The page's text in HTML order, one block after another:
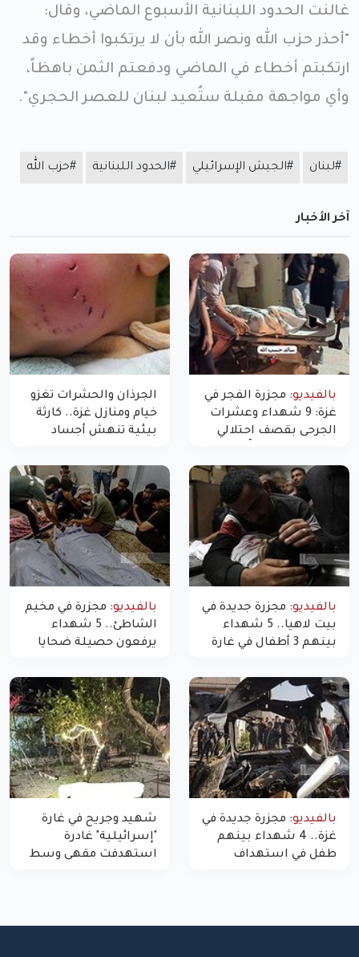
غالنت الحدود اللبنانية الأسبوع الماضي، وقال:
"أحذر حزب الله ونصر الله بأن لا يرتكبوا أخطاء وقد
ارتكبتم أخطاء في الماضي ودفعتم الثمن باهظاً،
وأي مواجهة مقبلة ستُعيد لبنان للعصر الحجري".
#لبنان #الجيش الإسرائيلي #الحدود اللبنانية #حزب الله
آخر الأخبار
بالفيديو: مجزرة الفجر في
غزة: 9 شهداء وعشرات
الجرحى بقصف احتلالي
الجرذان والحشرات تغزو
خيام ومنازل غزة.. كارثة
بيئية تنهش أجساد
بالفيديو: مجزرة جديدة في
بيت لاهيا.. 5 شهداء
بينهم 3 أطفال في غارة
غزة
بالفيديو: مجزرة في مخيم
الشاطئ.. 5 شهداء
يرفعون حصيلة ضحايا
بالفيديو: مجزرة جديدة في
غزة.. 4 شهداء بينهم
طفل في استهداف
شهيد وجريح في غارة
"إسرائيلية" غادرة
استهدفت مقهى وسط